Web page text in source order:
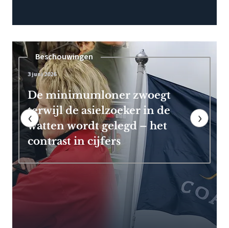
Pensioen
7 mei 2026
Frans Timmermans kan vroeg
met pensioen dankzij royale
EU-uitkering
‹ ›